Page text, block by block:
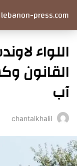
lebanon-press.com
اللواء
آب
chantalkhalil